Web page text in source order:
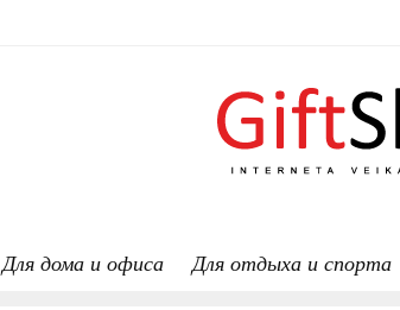
Для дома и офиса Для отдыха и спорта